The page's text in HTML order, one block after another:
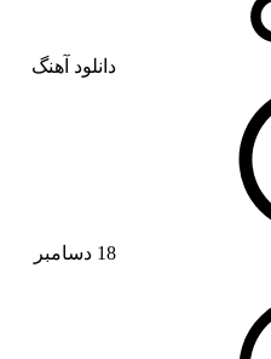
دانلود آهنگ
18 دسامبر